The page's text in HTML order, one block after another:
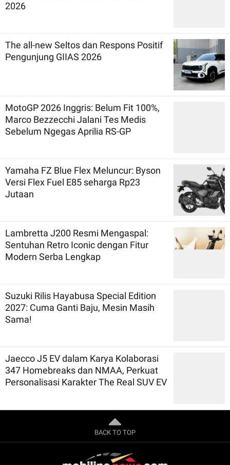
2026
The all-new Seltos dan Respons Positif
Pengunjung GIIAS 2026
MotoGP 2026 Inggris: Belum Fit 100%,
Marco Bezzecchi Jalani Tes Medis
Sebelum Ngegas Aprilia RS-GP
Yamaha FZ Blue Flex Meluncur: Byson
Versi Flex Fuel E85 seharga Rp23
Jutaan
Lambretta J200 Resmi Mengaspal:
Sentuhan Retro Iconic dengan Fitur
Modern Serba Lengkap
Suzuki Rilis Hayabusa Special Edition
2027: Cuma Ganti Baju, Mesin Masih
Sama!
Jaecco J5 EV dalam Karya Kolaborasi
347 Homebreaks dan NMAA, Perkuat
Personalisasi Karakter The Real SUV EV
BACK TO TOP